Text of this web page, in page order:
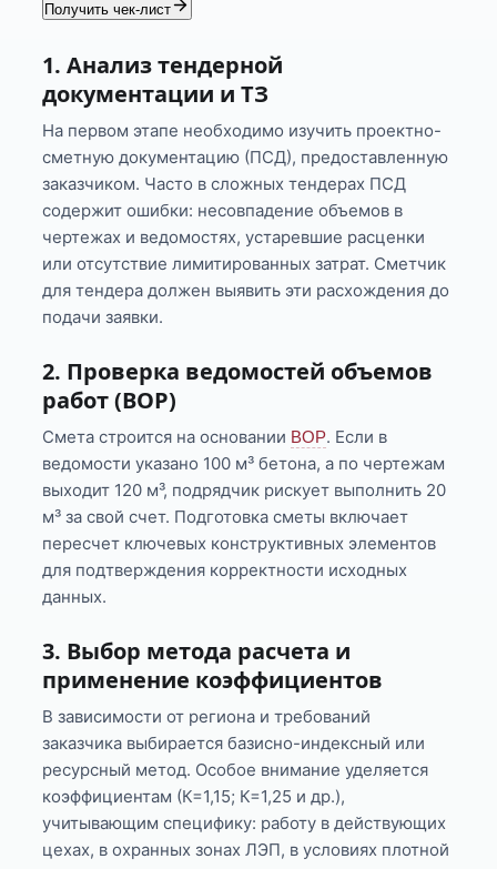
Получить чек-лист
1. Анализ тендерной
документации и ТЗ
На первом этапе необходимо изучить проектно-
сметную документацию (ПСД), предоставленную
заказчиком. Часто в сложных тендерах ПСД
содержит ошибки: несовпадение объемов в
чертежах и ведомостях, устаревшие расценки
или отсутствие лимитированных затрат. Сметчик
для тендера должен выявить эти расхождения до
подачи заявки.
2. Проверка ведомостей объемов
работ (ВОР)
Смета строится на основании ВОР. Если в
ведомости указано 100 м³ бетона, а по чертежам
выходит 120 м³, подрядчик рискует выполнить 20
м³ за свой счет. Подготовка сметы включает
пересчет ключевых конструктивных элементов
для подтверждения корректности исходных
данных.
3. Выбор метода расчета и
применение коэффициентов
В зависимости от региона и требований
заказчика выбирается базисно-индексный или
ресурсный метод. Особое внимание уделяется
коэффициентам (К=1,15; К=1,25 и др.),
учитывающим специфику: работу в действующих
цехах, в охранных зонах ЛЭП, в условиях плотной